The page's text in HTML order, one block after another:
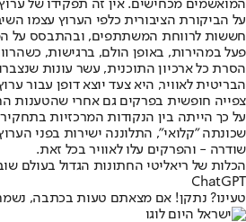
המואשמים מכחישים. אין זה תפקידו של ערוץ 4 לפסוק בעניינים
על הביקורת הציבורית כלפי הערוץ עצמו
פעל במהירות, באופן הולם, ברגישות,
הסרת כל ארכיון התוכנית, עשר עונות
צפייה חופשית בפרקים גם אחרי שהטענות
שכונתה "קלואי", התלוננה ישירות בפני
שודרה - והפרקים עלו לאוויר בכל זאת.
הכלות של ריאליטי החתונות הגדול בעולם
ChatGPT
טעינו? נתקן! אם מצאתם טעות בכתבה,